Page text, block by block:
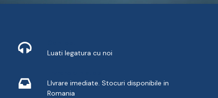
Luati legatura cu noi
LIvrare imediate. Stocuri disponibile in
Romania